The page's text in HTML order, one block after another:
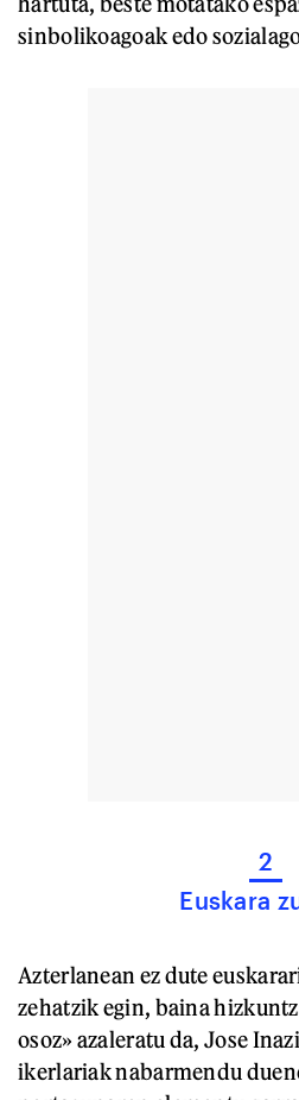
sinbolikoagoak edo
2
Euskara
Azterlanean ez dute
zehatzik egin, baina
osoz» azaleratu da, Jose
ikerlariak nabarmendu